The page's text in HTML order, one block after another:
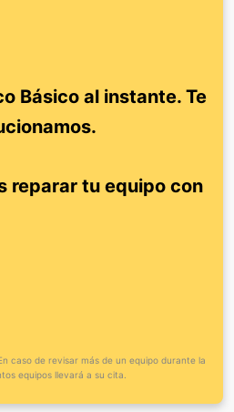
Básico al instante. Te
reparar tu equipo con
caso de revisar más de un equipo durante la
equipos llevará a su cita.